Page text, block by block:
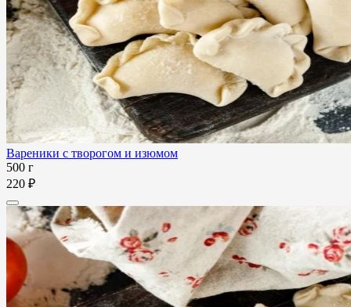
Вареники с творогом и изюмом
500 г
220 ₽